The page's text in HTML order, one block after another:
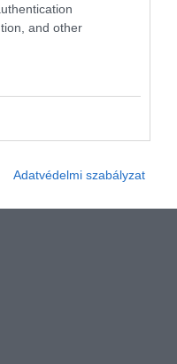
and other
Adatvédelmi szabályzat
az öngondoskodás és a